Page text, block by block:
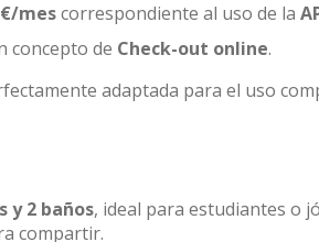
mescorrespondiente al uso de la
concepto de Check-out online.
adaptada para el uso
y 2 baños, ideal para estudiantes o
compartir.